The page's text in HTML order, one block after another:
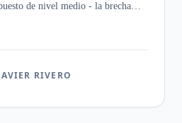
de nivel medio - la brecha
RIVERO